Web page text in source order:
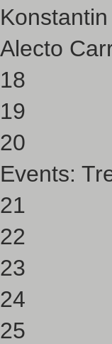
Alecto
18
19
20
Events:
21
22
23
24
25